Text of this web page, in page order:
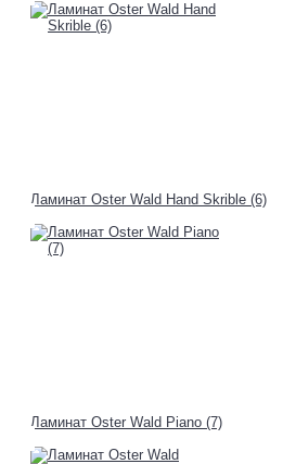
Ламинат Oster Wald Hand Skrible (6)
Ламинат Oster Wald Piano (7)